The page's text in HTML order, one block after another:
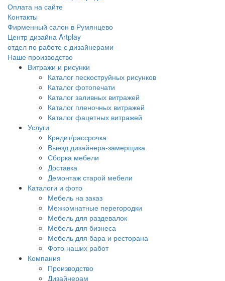
Оплата на сайте
Контакты
Фирменный салон в Румянцево
Центр дизайна Artplay
отдел по работе с дизайнерами
Наше производство
Витражи и рисунки
Каталог пескоструйных рисунков
Каталог фотопечати
Каталог заливных витражей
Каталог пленочных витражей
Каталог фацетных витражей
Услуги
Кредит/рассрочка
Выезд дизайнера-замерщика
Сборка мебели
Доставка
Демонтаж старой мебели
Каталоги и фото
Мебель на заказ
Межкомнатные перегородки
Мебель для раздевалок
Мебель для бизнеса
Мебель для бара и ресторана
Фото наших работ
Компания
Производство
Дизайнерам